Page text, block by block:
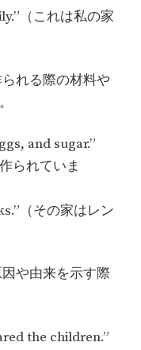
（これは私の家
れる際の材料や
and sugar.”
られていま
（その家はレン
や由来を示す際
the children.”